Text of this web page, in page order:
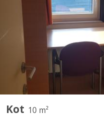
Kot 10 m²
Kot/chambre situé au
quartier des Bruyères
avec 3 douches et 3 WC.
proche de la Grand place
des